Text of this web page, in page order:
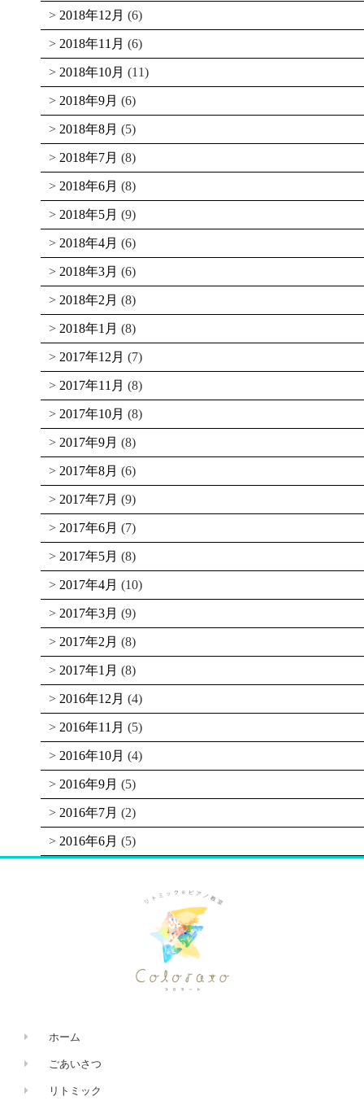
2018年12月 (6)
2018年11月 (6)
2018年10月 (11)
2018年9月 (6)
2018年8月 (5)
2018年7月 (8)
2018年6月 (8)
2018年5月 (9)
2018年4月 (6)
2018年3月 (6)
2018年2月 (8)
2018年1月 (8)
2017年12月 (7)
2017年11月 (8)
2017年10月 (8)
2017年9月 (8)
2017年8月 (6)
2017年7月 (9)
2017年6月 (7)
2017年5月 (8)
2017年4月 (10)
2017年3月 (9)
2017年2月 (8)
2017年1月 (8)
2016年12月 (4)
2016年11月 (5)
2016年10月 (4)
2016年9月 (5)
2016年7月 (2)
2016年6月 (5)
ホーム
ごあいさつ
リトミック